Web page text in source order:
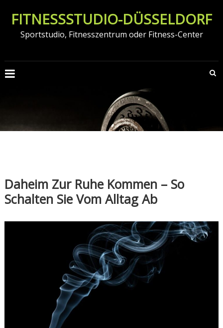
Inhalt
springenFITNESSSTUDIO-DÜSSELDORF
Sportstudio, Fitnesszentrum oder Fitness-Center
Daheim Zur Ruhe Kommen – So
Schalten Sie Vom Alltag Ab